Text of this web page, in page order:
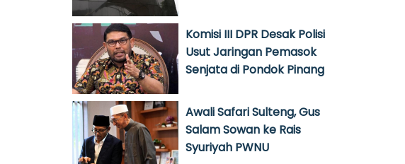
Komisi III DPR Desak Polisi
Usut Jaringan Pemasok
Senjata di Pondok Pinang
Awali Safari Sulteng, Gus
Salam Sowan ke Rais
Syuriyah PWNU